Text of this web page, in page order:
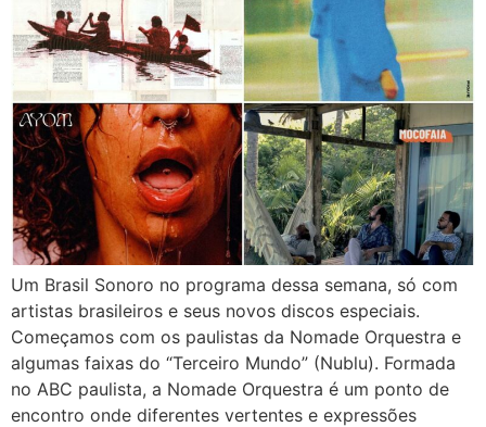
Um Brasil Sonoro no programa dessa semana, só com
artistas brasileiros e seus novos discos especiais.
Começamos com os paulistas da Nomade Orquestra e
algumas faixas do “Terceiro Mundo” (Nublu). Formada
no ABC paulista, a Nomade Orquestra é um ponto de
encontro onde diferentes vertentes e expressões